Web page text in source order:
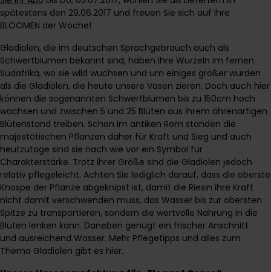
spätestens den 29.06.2017 und freuen Sie sich auf Ihre
BLOOMEN der Woche!
Gladiolen, die im deutschen Sprachgebrauch auch als
Schwertblumen bekannt sind, haben ihre Wurzeln im fernen
Südafrika, wo sie wild wuchsen und um einiges größer wurden
als die Gladiolen, die heute unsere Vasen zieren. Doch auch hier
können die sogenannten Schwertblumen bis zu 150cm hoch
wachsen und zwischen 5 und 25 Blüten aus ihrem ährenartigen
Blütenstand treiben. Schon im antiken Rom standen die
majestätischen Pflanzen daher für Kraft und Sieg und auch
heutzutage sind sie nach wie vor ein Symbol für
Charakterstärke. Trotz ihrer Größe sind die Gladiolen jedoch
relativ pflegeleicht. Achten Sie lediglich darauf, dass die oberste
Knospe der Pflanze abgeknipst ist, damit die Riesin ihre Kraft
nicht damit verschwenden muss, das Wasser bis zur obersten
Spitze zu transportieren, sondern die wertvolle Nahrung in die
Blüten lenken kann. Daneben genügt ein frischer Anschnitt
und ausreichend Wasser. Mehr Pflegetipps und alles zum
Thema Gladiolen gibt es hier.